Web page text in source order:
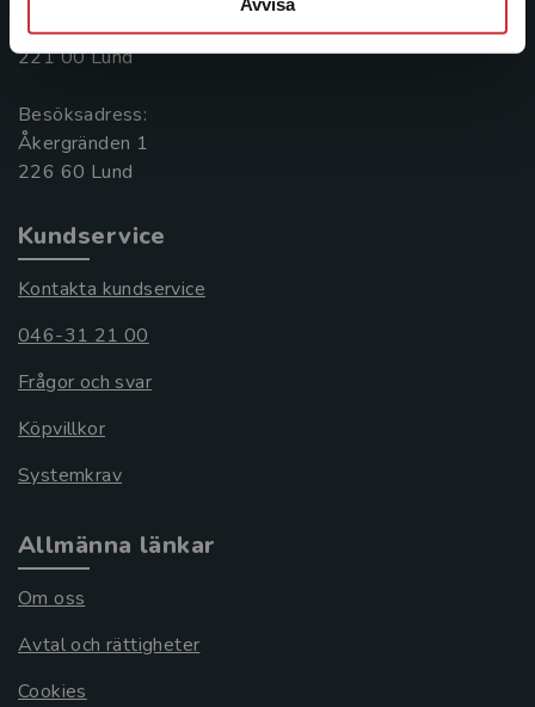
Box 141
221 00 Lund
Besöksadress:
Åkergränden 1
Kundservice
Kontakta kundservice
046-31 21 00
Frågor och svar
Köpvillkor
Systemkrav
Allmänna länkar
Om oss
Avtal och rättigheter
Cookies